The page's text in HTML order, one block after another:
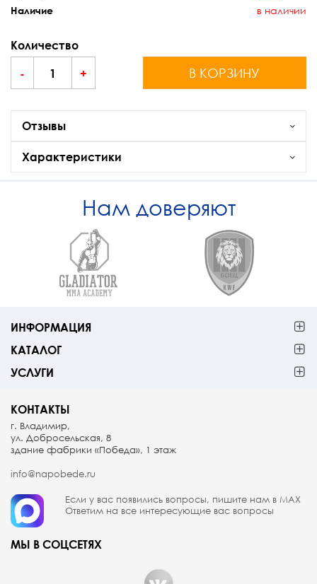
Наличие в наличии
Количество
- + В КОРЗИНУ
Отзывы
Характеристики
Нам доверяют
ИНФОРМАЦИЯ
КАТАЛОГ
УСЛУГИ
КОНТАКТЫ
г. Владимир,
ул. Добросельская, 8
здание фабрики «Победа», 1 этаж
info@napobede.ru
Если у вас появились вопросы, пишите нам в МАX
Ответим на все интересующие вас вопросы
МЫ В СОЦСЕТЯХ